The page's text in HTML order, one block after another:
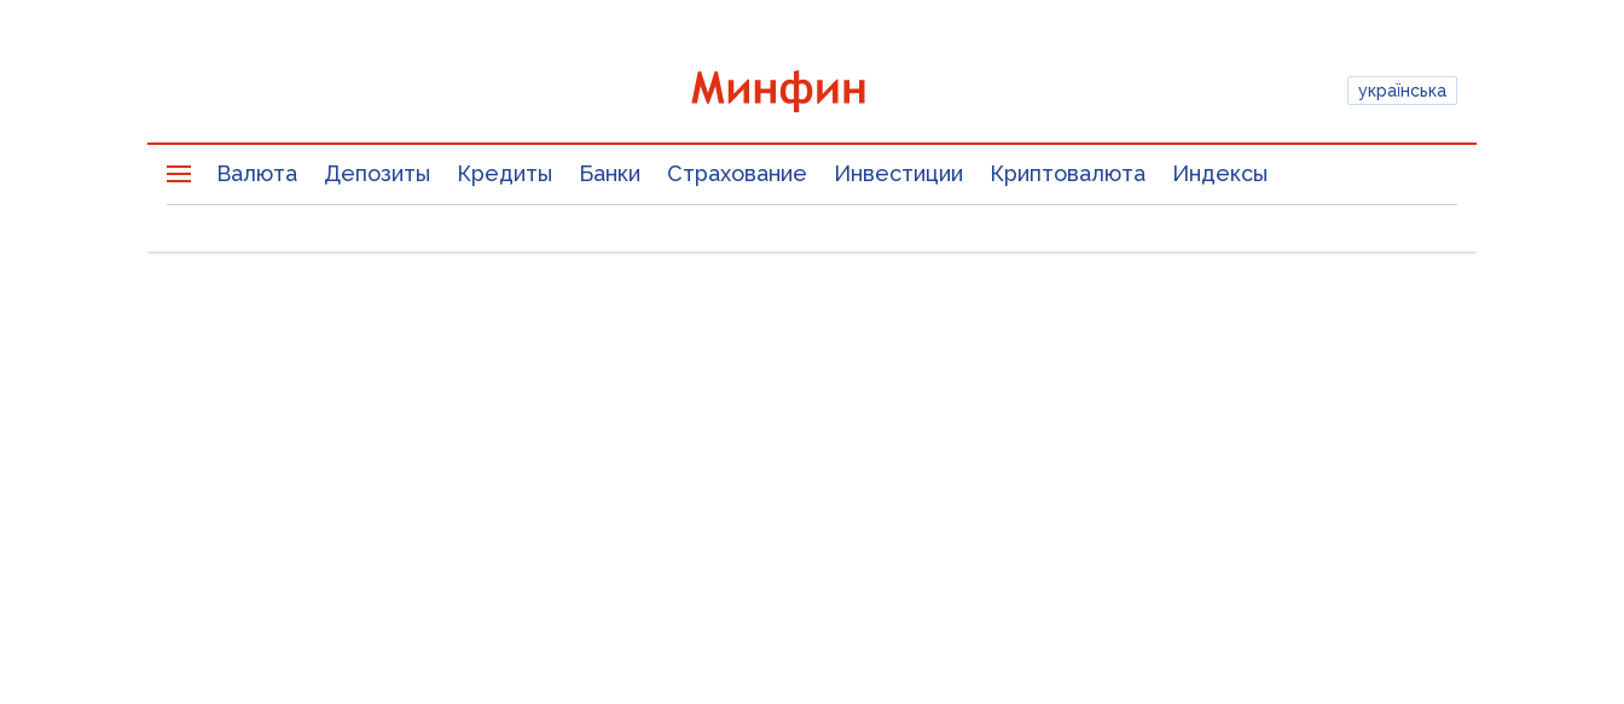
українська
Валюта Депозиты Кредиты Банки Страхование Инвестиции Криптовалюта Индексы